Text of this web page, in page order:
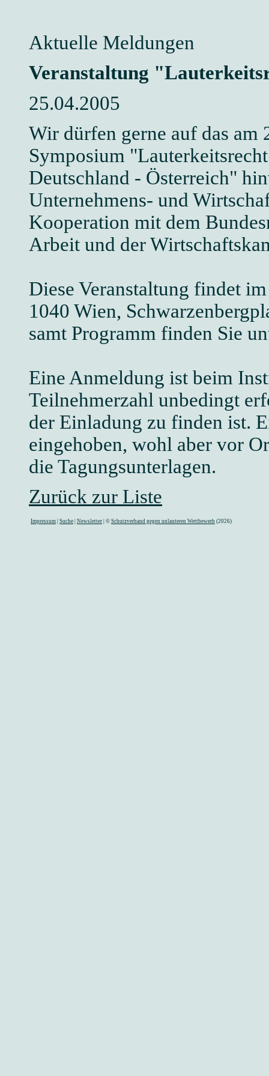
Aktuelle Meldungen
Veranstaltung
25.04.2005
Wir dürfen gerne auf das am
Symposium
Deutschland - Österreich"
Unternehmens- und
Kooperation mit dem
Arbeit und der
Diese Veranstaltung findet
1040 Wien,
samt Programm finden Sie
Eine Anmeldung ist beim
Teilnehmerzahl unbedingt
der Einladung zu finden ist.
eingehoben, wohl aber vor
die Tagungsunterlagen.
Zurück zur Liste
Impressum Suche Newsletter | © Schutzverband gegen unlauteren Wettbewerb (2026)